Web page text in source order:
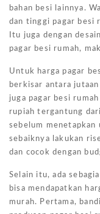
bahan besi lainnya.
dan tinggi pagar besi
Itu juga dengan
pagar besi rumah,
Untuk harga pagar
berkisar antara
juga pagar besi
rupiah tergantung
sebelum menetapkan
sebaiknya lakukan
dan cocok dengan
Selain itu, ada
bisa mendapatkan
murah. Pertama,